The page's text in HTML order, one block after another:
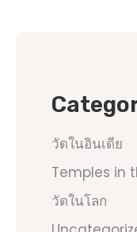
วัดในอินเดีย
Temples in
วัดในโลก